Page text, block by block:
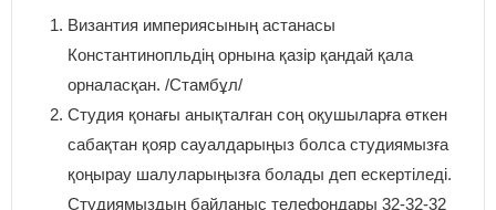
Византия империясының астанасы
Константинопльдің орнына қазір қандай қала
орналасқан. /Стамбұл/
Студия қонағы анықталған соң оқушыларға өткен
сабақтан қояр сауалдарыңыз болса студиямызға
қоңырау шалуларыңызға болады деп ескертіледі.
Студиямыздың байланыс телефондары 32-32-32